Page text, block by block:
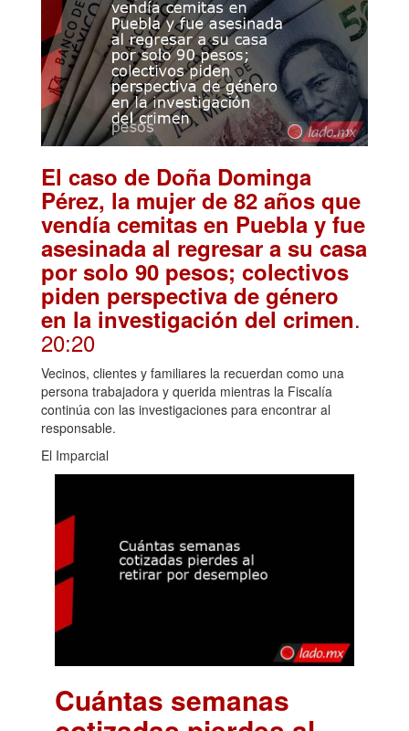
El caso de Doña Dominga
Pérez, la mujer de 82 años que
vendía cemitas en Puebla y fue
asesinada al regresar a su casa
por solo 90 pesos; colectivos
piden perspectiva de género
en la investigación del crimen.
20:20
Vecinos, clientes y familiares la recuerdan como una
persona trabajadora y querida mientras la Fiscalía
continúa con las investigaciones para encontrar al
responsable.
El Imparcial
Cuántas semanas